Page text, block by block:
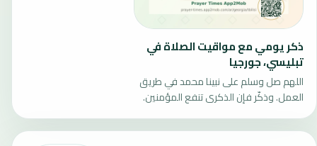
ذكر يومي مع مواقيت الصلاة في
تبليسي، جورجيا
اللهم صل وسلم على نبينا محمد في طريق
العمل. وذكّر فإن الذكرى تنفع المؤمنين.